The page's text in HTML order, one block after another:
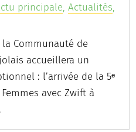
principale,Actualités,
la Communauté de
accueillera un
: l’arrivée de la 5ᵉ
avec Zwift à